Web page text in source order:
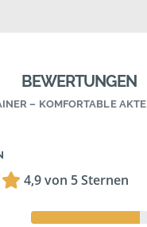
BEWERTUNGEN
– KOMFORTABLE
4,9 von 5 Sternen